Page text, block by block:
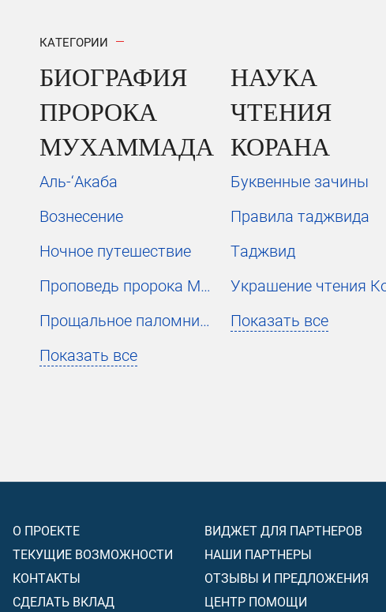
КАТЕГОРИИ
БИОГРАФИЯ
ПРОРОКА
МУХАММАДА
Аль-‘Акаба
Вознесение
Ночное путешествие
Проповедь пророка Мухаммада
Прощальное паломничество
Показать все
НАУКА
ЧТЕНИЯ
КОРАНА
Буквенные зачины
Правила таджвида
Таджвид
Показать все
О ПРОЕКТЕ
ТЕКУЩИЕ ВОЗМОЖНОСТИ
КОНТАКТЫ
СДЕЛАТЬ ВКЛАД
ВИДЖЕТ ДЛЯ ПАРТНЕРОВ
НАШИ ПАРТНЕРЫ
ОТЗЫВЫ И ПРЕДЛОЖЕНИЯ
ЦЕНТР ПОМОЩИ